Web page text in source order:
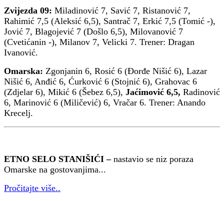
Zvijezda 09: Miladinović 7, Savić 7, Ristanović 7,
Rahimić 7,5 (Aleksić 6,5), Santrač 7, Erkić 7,5 (Tomić -),
Jović 7, Blagojević 7 (Došlo 6,5), Milovanović 7
(Cvetićanin -), Milanov 7, Velicki 7. Trener: Dragan
Ivanović.
Omarska: Zgonjanin 6, Rosić 6 (Đorđe Nišić 6), Lazar
Nišić 6, Anđić 6, Ćurković 6 (Stojnić 6), Grahovac 6
(Zdjelar 6), Mikić 6 (Šebez 6,5), Jaćimović 6,5, Radinović
6, Marinović 6 (Miličević) 6, Vračar 6. Trener: Anando
Krecelj.
ETNO SELO STANIŠIĆI – nastavio se niz poraza
Omarske na gostovanjima...
Pročitajte više..